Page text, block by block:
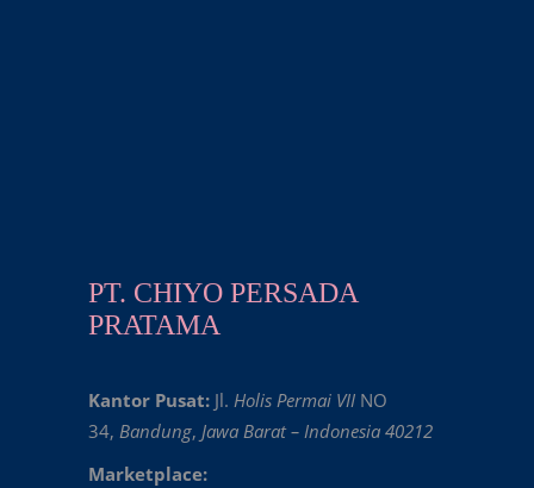
PT. CHIYO PERSADA
PRATAMA
Kantor Pusat: Jl. Holis Permai VII NO
34, Bandung, Jawa Barat – Indonesia 40212
Marketplace: